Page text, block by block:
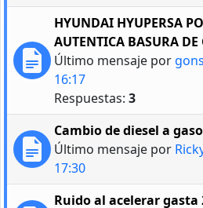
HYUNDAI HYUPERSA
AUTENTICA BASURA
Último mensaje por
16:17
Respuestas: 3
Cambio de diesel a
Último mensaje por
17:30
Ruido al acelerar gasta